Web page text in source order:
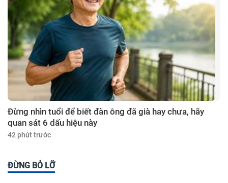
Đừng nhìn tuổi để biết đàn ông đã già hay chưa, hãy
quan sát 6 dấu hiệu này
42 phút trước
ĐỪNG BỎ LỠ